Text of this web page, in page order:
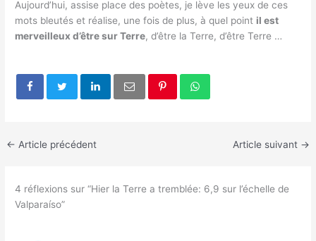
Aujourd’hui, assise place des poètes, je lève les yeux de ces
mots bleutés et réalise, une fois de plus, à quel point il est
merveilleux d’être sur Terre, d’être la Terre, d’être Terre …
← Article précédent Article suivant →
4 réflexions sur “Hier la Terre a tremblée: 6,9 sur l’échelle de
Valparaíso”